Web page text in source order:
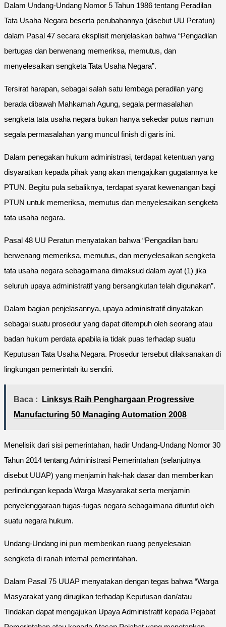
Dalam Undang-Undang Nomor 5 Tahun 1986 tentang Peradilan
Tata Usaha Negara beserta perubahannya (disebut UU Peratun)
dalam Pasal 47 secara eksplisit menjelaskan bahwa “Pengadilan
bertugas dan berwenang memeriksa, memutus, dan
menyelesaikan sengketa Tata Usaha Negara”.
Tersirat harapan, sebagai salah satu lembaga peradilan yang
berada dibawah Mahkamah Agung, segala permasalahan
sengketa tata usaha negara bukan hanya sekedar putus namun
segala permasalahan yang muncul finish di garis ini.
Dalam penegakan hukum administrasi, terdapat ketentuan yang
disyaratkan kepada pihak yang akan mengajukan gugatannya ke
PTUN. Begitu pula sebaliknya, terdapat syarat kewenangan bagi
PTUN untuk memeriksa, memutus dan menyelesaikan sengketa
tata usaha negara.
Pasal 48 UU Peratun menyatakan bahwa “Pengadilan baru
berwenang memeriksa, memutus, dan menyelesaikan sengketa
tata usaha negara sebagaimana dimaksud dalam ayat (1) jika
seluruh upaya administratif yang bersangkutan telah digunakan”.
Dalam bagian penjelasannya, upaya administratif dinyatakan
sebagai suatu prosedur yang dapat ditempuh oleh seorang atau
badan hukum perdata apabila ia tidak puas terhadap suatu
Keputusan Tata Usaha Negara. Prosedur tersebut dilaksanakan di
lingkungan pemerintah itu sendiri.
Baca :
Linksys Raih Penghargaan Progressive
Manufacturing 50 Managing Automation 2008
Menelisik dari sisi pemerintahan, hadir Undang-Undang Nomor 30
Tahun 2014 tentang Administrasi Pemerintahan (selanjutnya
disebut UUAP) yang menjamin hak-hak dasar dan memberikan
perlindungan kepada Warga Masyarakat serta menjamin
penyelenggaraan tugas-tugas negara sebagaimana dituntut oleh
suatu negara hukum.
Undang-Undang ini pun memberikan ruang penyelesaian
sengketa di ranah internal pemerintahan.
Dalam Pasal 75 UUAP menyatakan dengan tegas bahwa “Warga
Masyarakat yang dirugikan terhadap Keputusan dan/atau
Tindakan dapat mengajukan Upaya Administratif kepada Pejabat